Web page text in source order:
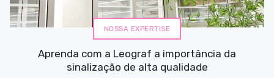
NOSSA EXPERTISE
Aprenda com a Leograf a importância da
sinalização de alta qualidade